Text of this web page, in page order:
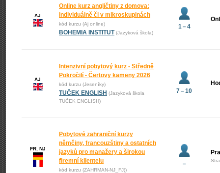
AJ
Online kurz angličtiny z domova:
individuálně či v mikroskupinách
kód kurzu (Aj online)
BOHEMIA INSTITUT (Jazyková škola)
1 – 4
AJ
Intenzivní pobytový kurz - Středně
Pokročilí - Čertovy kameny 2026
kód kurzu (Jeseníky)
TUČEK ENGLISH (Jazyková škola
TUČEK ENGLISH)
7 – 10
FR, NJ
Pobytové zahraniční kurzy
němčiny, francouzštiny a ostatních
jazyků pro manažery a širokou
firemní klientelu
kód kurzu (ZAHRMAN-NJ_FJ))
–